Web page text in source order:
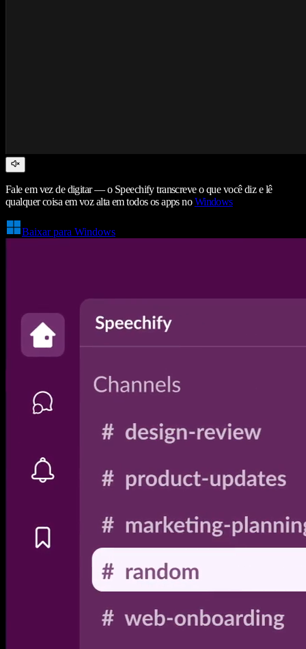
Fale em vez de digitar — o Speechify transcreve o que você diz e lê
qualquer coisa em voz alta em todos os apps noWindows
Baixar para Windows